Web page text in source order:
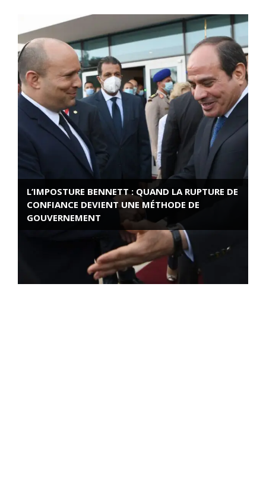
L’IMPOSTURE BENNETT : QUAND LA RUPTURE DE
CONFIANCE DEVIENT UNE MÉTHODE DE
GOUVERNEMENT
ROSE VALLAND, HEROÏNE DE LA RESISTANCE